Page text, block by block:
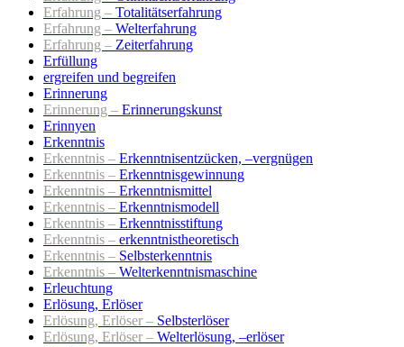
Erfahrung – Totalitätserfahrung
Erfahrung – Welterfahrung
Erfahrung – Zeiterfahrung
Erfüllung
ergreifen und begreifen
Erinnerung
Erinnerung – Erinnerungskunst
Erinnyen
Erkenntnis
Erkenntnis – Erkenntnisentzücken, –vergnügen
Erkenntnis – Erkenntnisgewinnung
Erkenntnis – Erkenntnismittel
Erkenntnis – Erkenntnismodell
Erkenntnis – Erkenntnisstiftung
Erkenntnis – erkenntnistheoretisch
Erkenntnis – Selbsterkenntnis
Erkenntnis – Welterkenntnismaschine
Erleuchtung
Erlösung, Erlöser
Erlösung, Erlöser – Selbsterlöser
Erlösung, Erlöser – Welterlösung, –erlöser